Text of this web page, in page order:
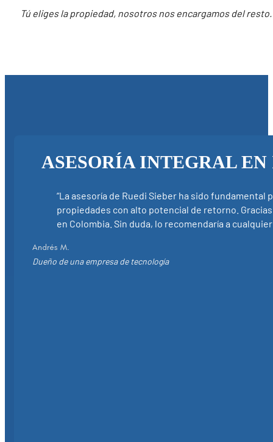
Tú eliges la propiedad, nosotros nos encargamos del
ASESORÍA INTEGRAL
“La asesoría de Ruedi Sieber ha sido
propiedades con alto potencial de retorno.
en Colombia. Sin duda, lo recomendaría a
Andrés M.
Dueño de una empresa de tecnología